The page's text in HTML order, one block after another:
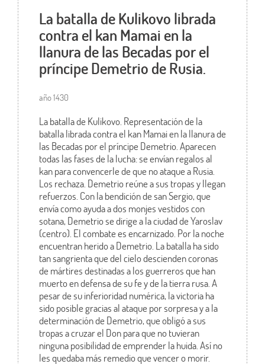
La batalla de Kulikovo librada
contra el kan Mamai en la
llanura de las Becadas por el
príncipe Demetrio de Rusia.
año 1430
La batalla de Kulikovo. Representación de la
batalla librada contra el kan Mamai en la llanura de
las Becadas por el príncipe Demetrio. Aparecen
todas las fases de la lucha: se envían regalos al
kan para convencerle de que no ataque a Rusia.
Los rechaza. Demetrio reúne a sus tropas y llegan
refuerzos. Con la bendición de san Sergio, que
envía como ayuda a dos monjes vestidos con
sotana, Demetrio se dirige a la ciudad de Yaroslav
(centro). El combate es encarnizado. Por la noche
encuentran herido a Demetrio. La batalla ha sido
tan sangrienta que del cielo descienden coronas
de mártires destinadas a los guerreros que han
muerto en defensa de su fe y de la tierra rusa. A
pesar de su inferioridad numérica, la victoria ha
sido posible gracias al ataque por sorpresa y a la
determinación de Demetrio, que obligó a sus
tropas a cruzar el Don para que no tuvieran
ninguna posibilidad de emprender la huida. Así no
les quedaba más remedio que vencer o morir.